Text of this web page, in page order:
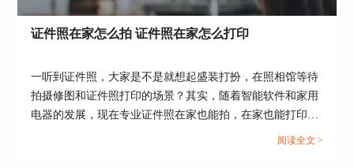
图片4：导入文件
点击细节调整，找到证照服装替换，点击，我们可
证件照在家怎么拍 证件照在家怎么打印
一听到证件照，大家是不是就想起盛装打扮，在照相馆等待
拍摄修图和证件照打印的场景？其实，随着智能软件和家用
电器的发展，现在专业证件照在家也能拍，在家也能打印证
件照。这篇文章就告诉大家证件照在家怎么拍，证件照在家
阅读全文 >